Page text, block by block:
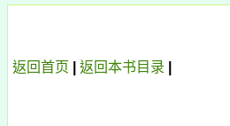
返回首页 返回本书目录